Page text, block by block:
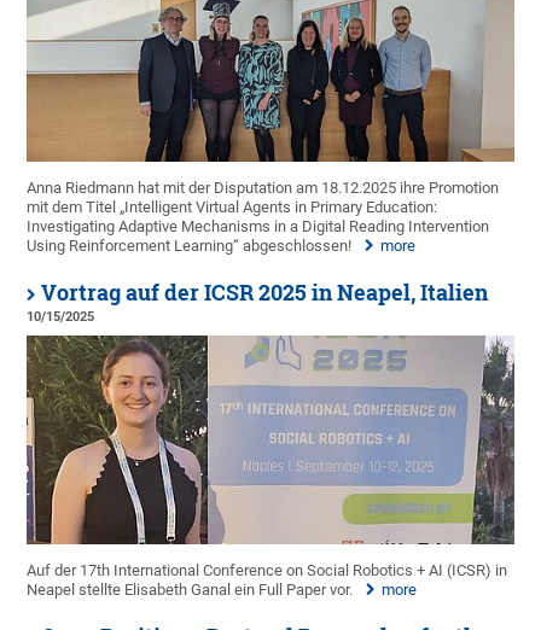
Anna Riedmann hat mit der Disputation am 18.12.2025 ihre Promotion
mit dem Titel „Intelligent Virtual Agents in Primary Education:
Investigating Adaptive Mechanisms in a Digital Reading Intervention
Using Reinforcement Learning“ abgeschlossen!
more
Vortrag auf der ICSR 2025 in Neapel, Italien
10/15/2025
Auf der 17th International Conference on Social Robotics + AI (ICSR) in
Neapel stellte Elisabeth Ganal ein Full Paper vor.
more